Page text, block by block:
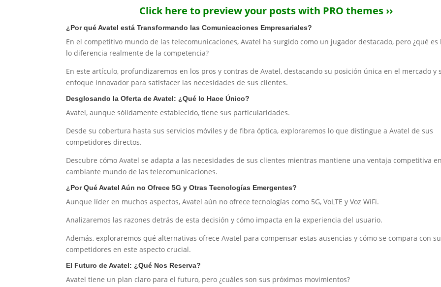
Click here to preview your posts with PRO themes ››
¿Por qué Avatel está Transformando las Comunicaciones Empresariales?
En el competitivo mundo de las telecomunicaciones, Avatel ha surgido como un jugador destacado, pero ¿qué es
lo diferencia realmente de la competencia?
En este artículo, profundizaremos en los pros y contras de Avatel, destacando su posición única en el mercado y
enfoque innovador para satisfacer las necesidades de sus clientes.
Desglosando la Oferta de Avatel: ¿Qué lo Hace Único?
Avatel, aunque sólidamente establecido, tiene sus particularidades.
Desde su cobertura hasta sus servicios móviles y de fibra óptica, exploraremos lo que distingue a Avatel de sus
competidores directos.
Descubre cómo Avatel se adapta a las necesidades de sus clientes mientras mantiene una ventaja competitiva
cambiante mundo de las telecomunicaciones.
¿Por Qué Avatel Aún no Ofrece 5G y Otras Tecnologías Emergentes?
Aunque líder en muchos aspectos, Avatel aún no ofrece tecnologías como 5G, VoLTE y Voz WiFi.
Analizaremos las razones detrás de esta decisión y cómo impacta en la experiencia del usuario.
Además, exploraremos qué alternativas ofrece Avatel para compensar estas ausencias y cómo se compara con
competidores en este aspecto crucial.
El Futuro de Avatel: ¿Qué Nos Reserva?
Avatel tiene un plan claro para el futuro, pero ¿cuáles son sus próximos movimientos?